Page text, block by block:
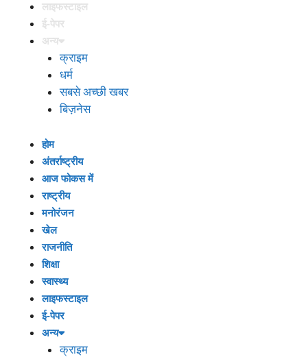
लाइफस्टाइल
ई-पेपर
अन्य
क्राइम
धर्म
सबसे अच्छी खबर
बिज़नेस
होम
अंतर्राष्ट्रीय
आज फोकस में
राष्ट्रीय
मनोरंजन
खेल
राजनीति
शिक्षा
स्वास्थ्य
लाइफस्टाइल
ई-पेपर
अन्य
क्राइम